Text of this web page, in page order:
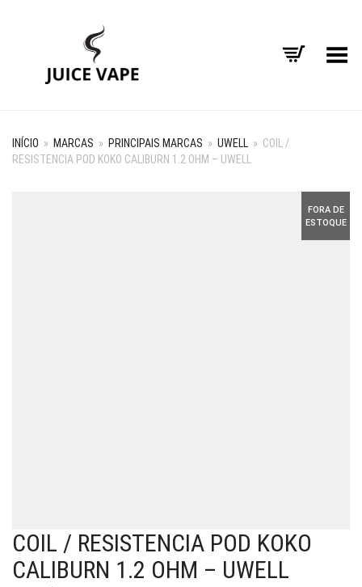
Alternar Menu
INÍCIO » MARCAS » PRINCIPAIS MARCAS » UWELL » COIL /
RESISTENCIA POD KOKO CALIBURN 1.2 OHM – UWELL
FORA DE
ESTOQUE
COIL / RESISTENCIA POD KOKO
CALIBURN 1.2 OHM – UWELL